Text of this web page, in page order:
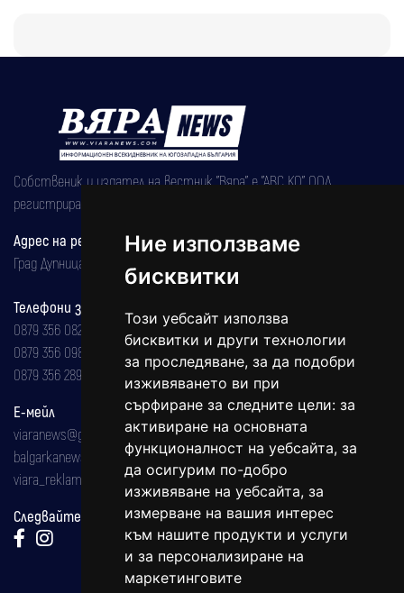
Ние използваме
бисквитки
Този уебсайт използва
бисквитки и други технологии
за проследяване, за да подобри
изживяването ви при
сърфиране за следните цели: за
активиране на основната
функционалност на уебсайта, за
да осигурим по-добро
изживяване на уебсайта, за
измерване на вашия интерес
към нашите продукти и услуги
и за персонализиране на
маркетинговите
Собственик и издател на вестник "Вяра" е "АВС КО" ООД,
регистрирана на 08.05.2002 година.
Адрес на редакцията
Град Дупница, ул.''Христо Ботев" 43
Телефони за реклама и абонаменти
0879 356 082
0879 356 098
0879 356 289
Е-мейл
viaranews@gmail.com
balgarkanews@gmail.com
viara_reklama@mail.bg
Следвайте ни: